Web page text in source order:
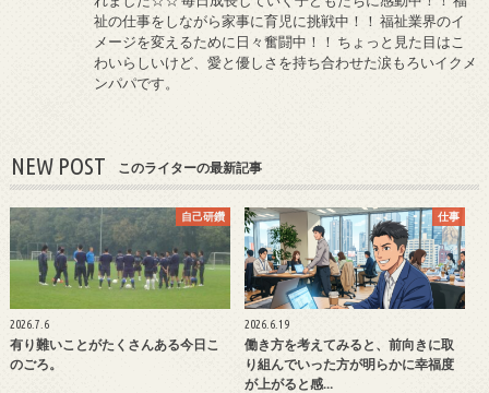
祉の仕事をしながら家事に育児に挑戦中！！ 福祉業界のイ
メージを変えるために日々奮闘中！！ ちょっと見た目はこ
わいらしいけど、愛と優しさを持ち合わせた涙もろいイクメ
ンパパです。
NEW POST このライターの最新記事
自己研鑽
2026.7.6
有り難いことがたくさんある今日こ
のごろ。
仕事
2026.6.19
働き方を考えてみると、前向きに取
り組んでいった方が明らかに幸福度
が上がると感…